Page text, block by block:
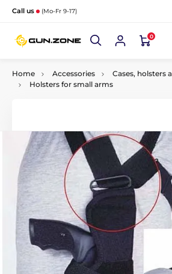
Call us (Mo-Fr 9-17)
0
Home Accessories
Cases, holsters
Holsters for small arms